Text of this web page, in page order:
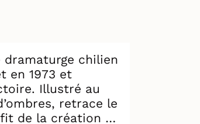
chilien
en 1973 et
Illustré au
retrace le
de la création un